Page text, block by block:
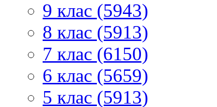
9 клас (5943)
8 клас (5913)
7 клас (6150)
6 клас (5659)
5 клас (5913)